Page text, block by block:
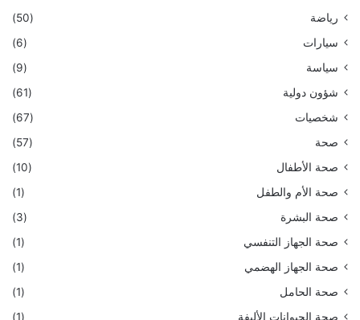
رياضة
(50)
سيارات
(6)
سياسة
(9)
شؤون دولية
(61)
شخصيات
(67)
صحة
(57)
صحة الأطفال
(10)
صحة الأم والطفل
(1)
صحة البشرة
(3)
صحة الجهاز التنفسي
(1)
صحة الجهاز الهضمي
(1)
صحة الحامل
(1)
صحة الحيوانات الأليفة
(1)